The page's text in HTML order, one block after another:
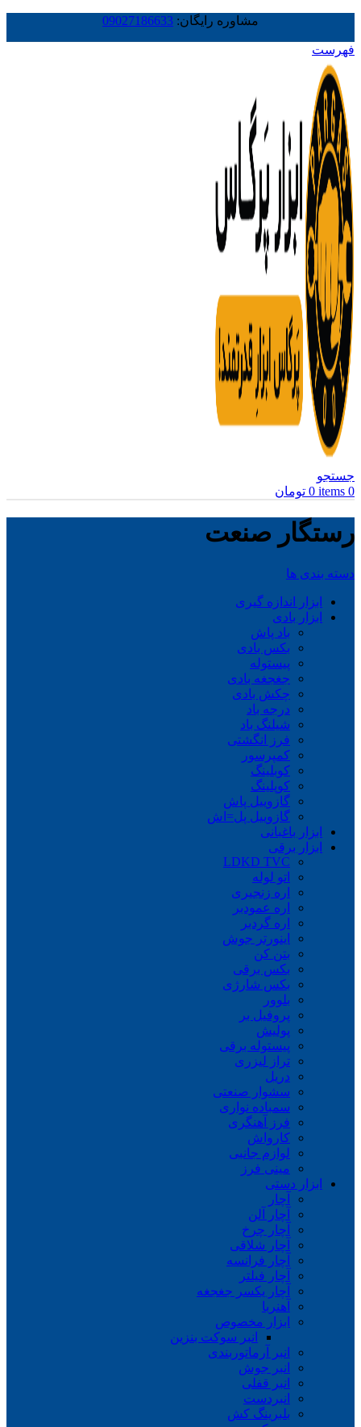
مشاوره رایگان: 09027186633
فهرست
جستجو
0
items
0 تومان
رستگار صنعت
دسته بندی ها
ابزار اندازه گیری
ابزار بادی
باد پاش
بکس بادی
پیستوله
جغجغه بادی
چکش بادی
درجه باد
شیلنگ باد
فرز انگشتی
کمپرسور
کوبلینگ
کوپلینگ
گازوییل پاش
گازوییل پل=اش
ابزار باغبانی
ابزار برقی
LDKD TVC
اتو لوله
اره زنجیری
اره عمودبر
اره گردبر
اینورتر جوش
بتن کن
بکس برقی
بکس شارژی
بلوور
پروفیل بر
پولیش
پیستوله برقی
تراز لیزری
دریل
سشوار صنعتی
سمباده نواری
فرز آهنگری
کارواش
لوازم جانبی
مینی فرز
ابزار دستی
آچار
آچار آلن
آچار چرخ
آچار شلاقی
آچار فرانسه
آچار فیلتر
آچار یکسر جغجغه
آهنربا
ابزار مخصوص
انبر سوکت بنزین
انبر آرماتوربندی
انبر جوش
انبر قفلی
انبردست
بلبرینگ کش